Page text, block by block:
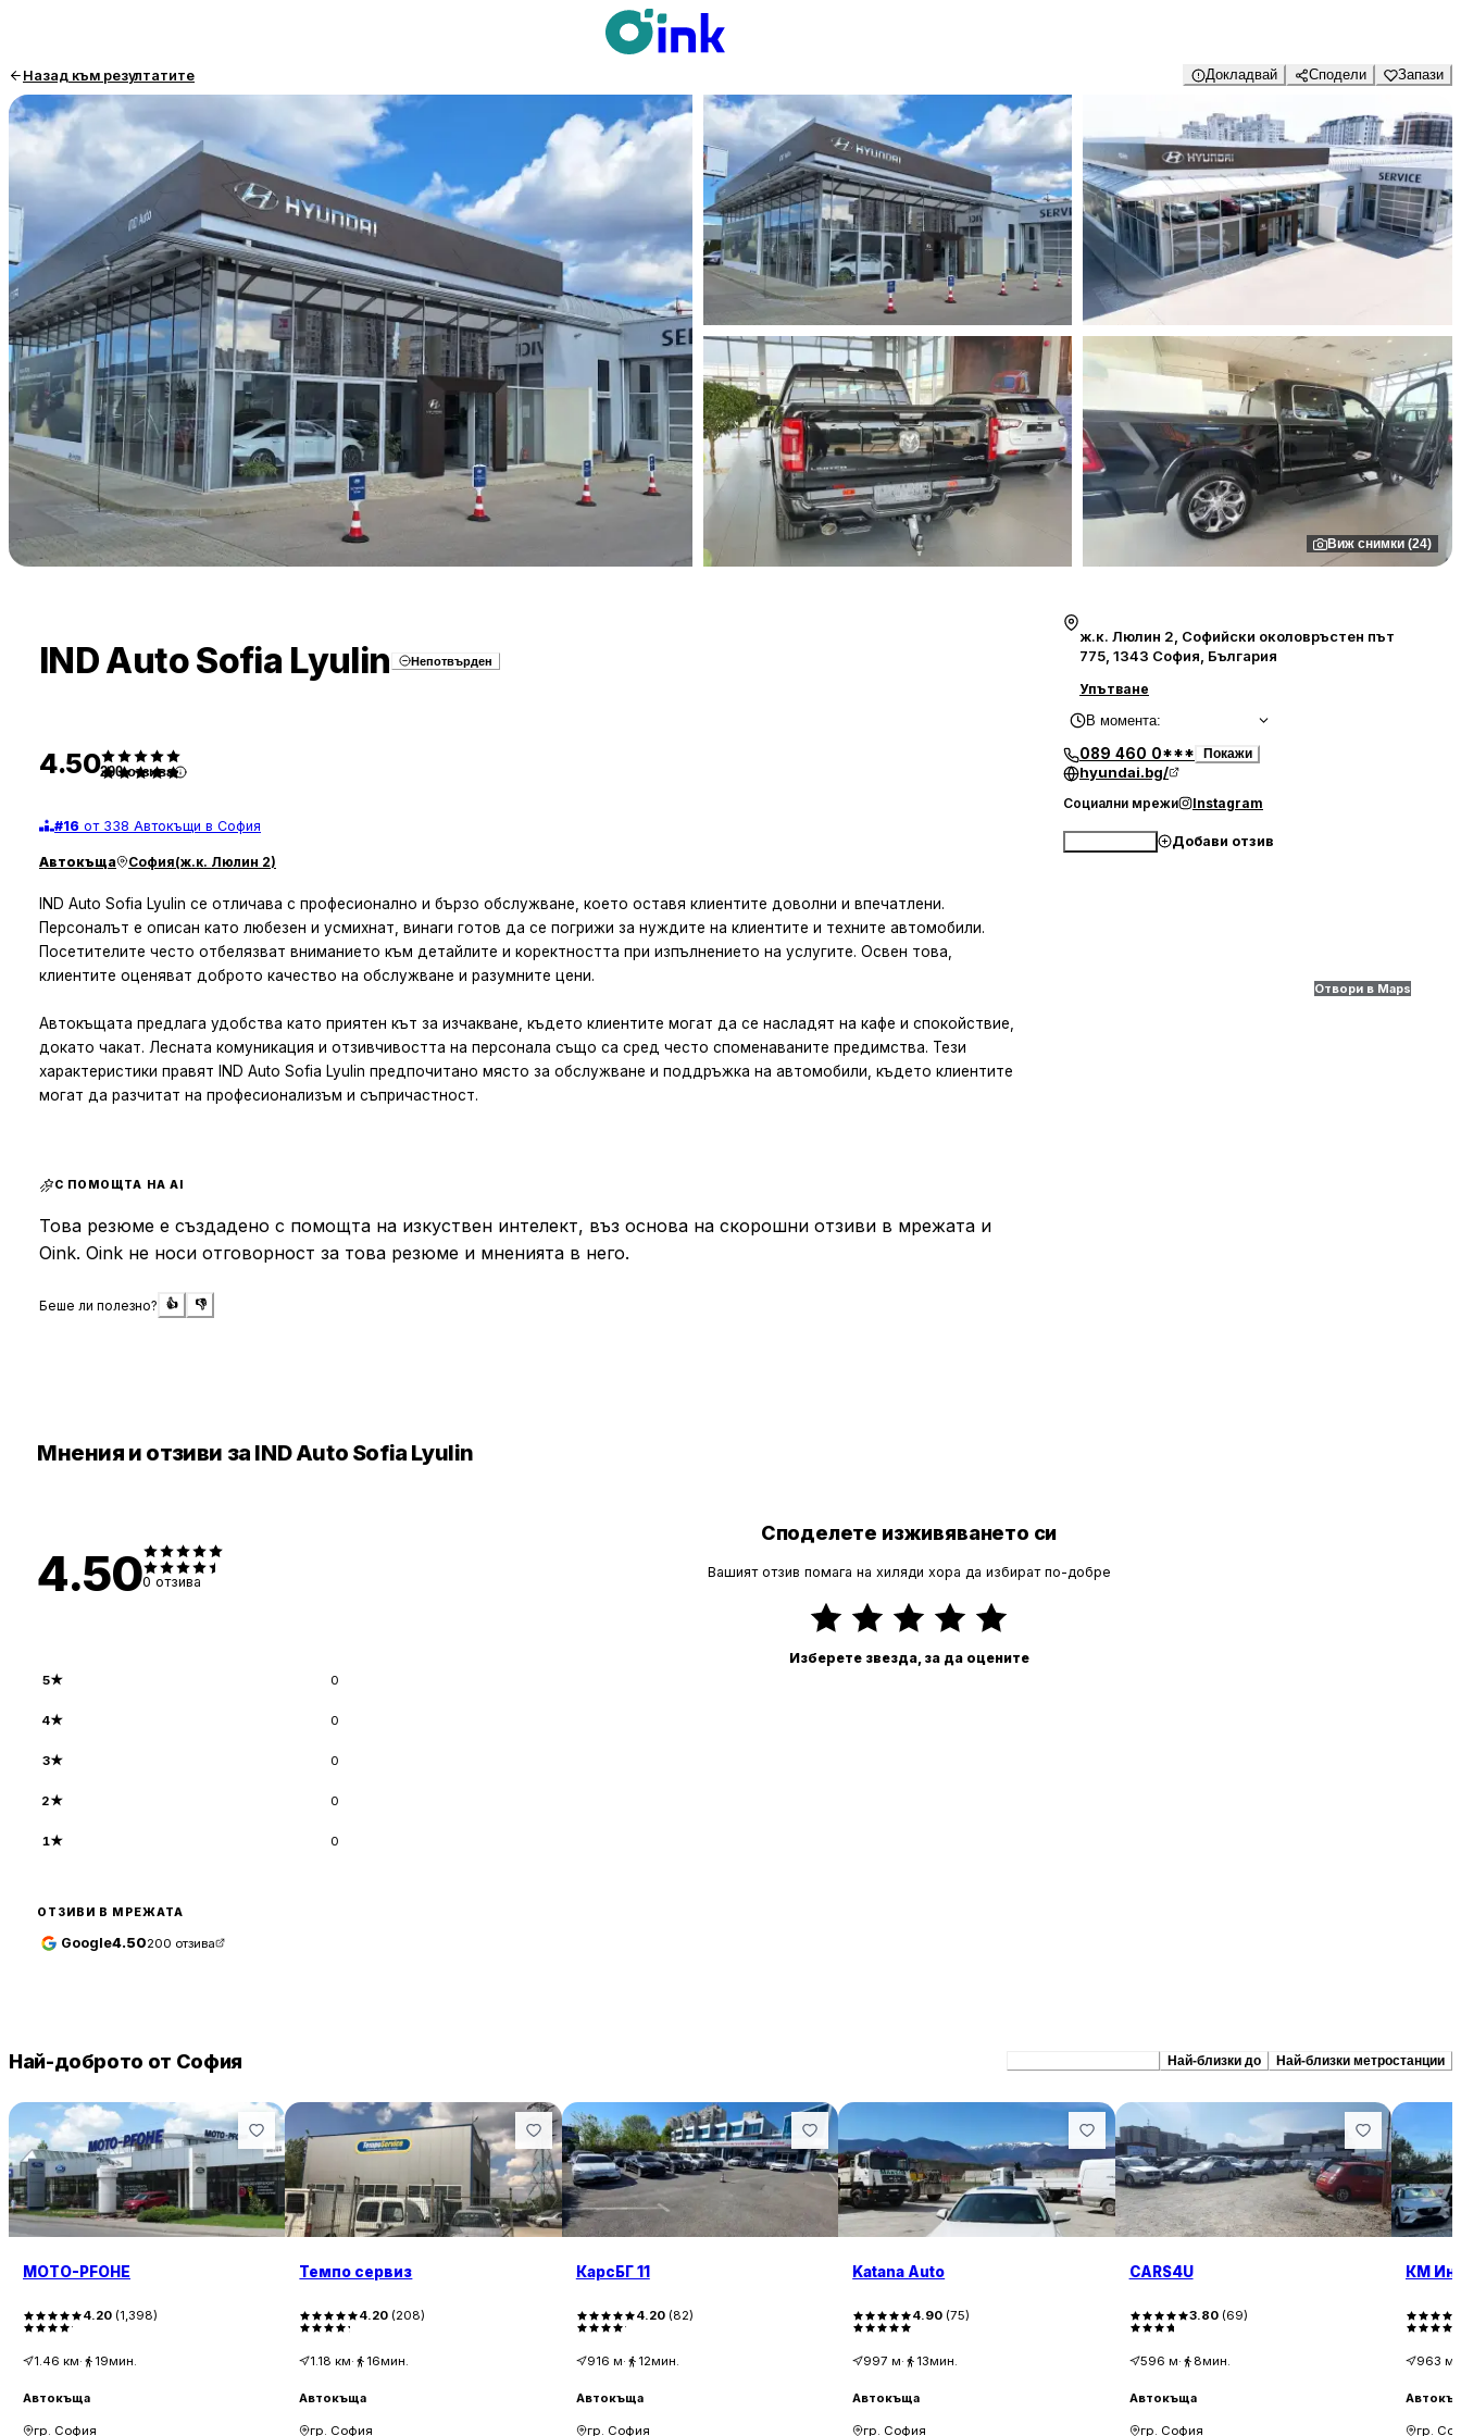
Назад към резултатите Докладвай Сподели Запази
Виж снимки (24)
IND Auto Sofia Lyulin Непотвърден
4.50200 отзива
#16 от 338 Автокъщи в София
Автокъща София(ж.к. Люлин 2)
IND Auto Sofia Lyulin се отличава с професионално и бързо обслужване, което оставя клиентите доволни и впечатлени.
Персоналът е описан като любезен и усмихнат, винаги готов да се погрижи за нуждите на клиентите и техните автомобили.
Посетителите често отбелязват вниманието към детайлите и коректността при изпълнението на услугите. Освен това,
клиентите оценяват доброто качество на обслужване и разумните цени.
Автокъщата предлага удобства като приятен кът за изчакване, където клиентите могат да се насладят на кафе и спокойствие,
докато чакат. Лесната комуникация и отзивчивостта на персонала също са сред често споменаваните предимства. Тези
характеристики правят IND Auto Sofia Lyulin предпочитано място за обслужване и поддръжка на автомобили, където клиентите
могат да разчитат на професионализъм и съпричастност.
С ПОМОЩТА НА AI
Това резюме е създадено с помощта на изкуствен интелект, въз основа на скорошни отзиви в мрежата и
Oink. Oink не носи отговорност за това резюме и мненията в него.
Беше ли полезно? 👍 👎
ж.к. Люлин 2, Софийски околовръстен път
775, 1343 София, България
Упътване
В момента:
089 460 0*** Покажи
hyundai.bg/
Социални мрежи Instagram
Добави отзив
Отвори в Maps
Мнения и отзиви за IND Auto Sofia Lyulin
4.500 отзива
5★ 0
4★ 0
3★ 0
2★ 0
1★ 0
ОТЗИВИ В МРЕЖАТА
Google4.50200 отзива
Споделете изживяването си
Вашият отзив помага на хиляди хора да избират по-добре
Изберете звезда, за да оцените
Най-доброто от София Най-близки до Най-близки метростанции
MOTO-PFOHE
4.20 (1,398)
1.46 км· 19мин.
Автокъща
гр. София
Темпо сервиз
4.20 (208)
1.18 км· 16мин.
Автокъща
гр. София
КарсБГ 11
4.20(82)
916 м· 12мин.
Автокъща
гр. София
Katana Auto
4.90 (75)
997 м· 13мин.
Автокъща
гр. София
CARS4U
3.80(69)
596 м· 8мин.
Автокъща
гр. София
КМ
963 м
гр.